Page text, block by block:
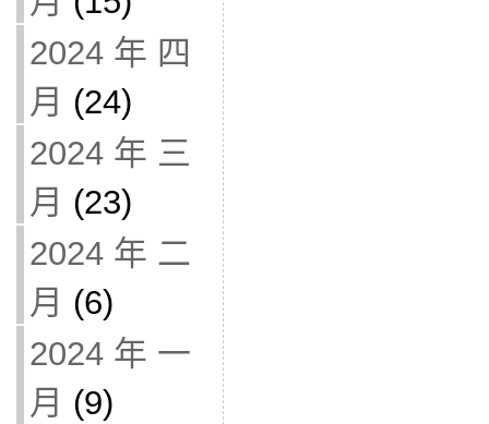
2024 年 四
月 (24)
2024 年 三
月 (23)
2024 年 二
月 (6)
2024 年 一
月 (9)